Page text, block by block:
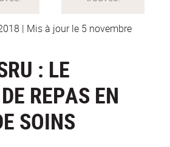
| Mis à jour le 5 novembre
: LE
REPAS EN
SOINS